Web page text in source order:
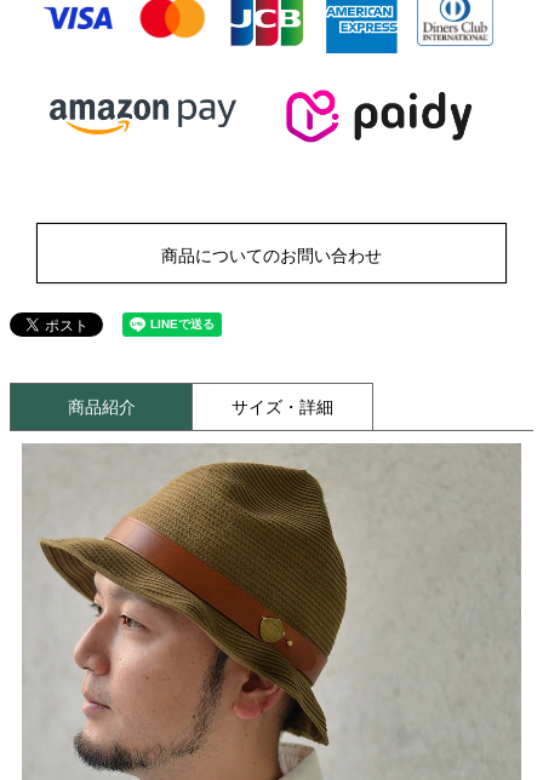
商品についてのお問い合わせ
商品紹介 サイズ・詳細